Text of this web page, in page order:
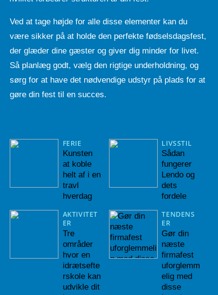
Ved at tage højde for alle disse elementer kan du
være sikker på at holde den perfekte fødselsdagsfest,
der glæder dine gæster og giver dig minder for livet.
Så planlæg godt, vælg den rigtige underholdning, og
sørg for at have det nødvendige udstyr på plads for at
gøre din fest til en succes.
FERIE
Kunsten
at koble
helt af i en
travl
hverdag
AKTIVITET
ER
Tre
områder
hvor en
idrætsefte
rskole kan
udvikle dit
LIVSSTIL
Sådan
fungerer
Lendo og
dets
fordele
TENDENS
ER
Gør din
næste
firmafest
uforglemm
elig med
disse